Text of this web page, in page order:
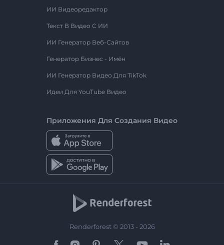
ИИ Видеоредактор
Текст В Видео С ИИ
ИИ Генератор Веб-Сайтов
Генератор Бизнес - Имён
ИИ Генератор Видео Для TikTok
Идеи Для YouTube Видео
Приложения Для Создания Видео
Renderforest © 2013 - 2026